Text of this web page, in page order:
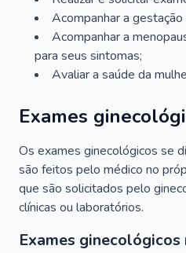
Acompanhar a
Acompanhar a
para seus sintomas;
Avaliar a saúde da
Exames
Os exames ginecológicos se
são feitos pelo médico no
que são solicitados pelo
clínicas ou laboratórios.
Exames